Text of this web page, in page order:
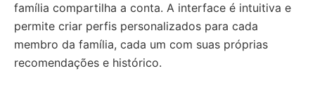
família compartilha a conta. A interface é intuitiva e
permite criar perfis personalizados para cada
membro da família, cada um com suas próprias
recomendações e histórico.